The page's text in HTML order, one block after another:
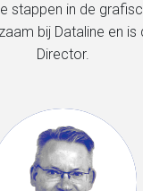
stappen in de
bij Dataline en
Director.